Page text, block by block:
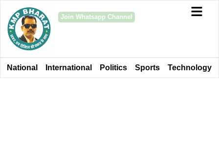
Join Whatsapp Channel
National International Politics Sports Technology